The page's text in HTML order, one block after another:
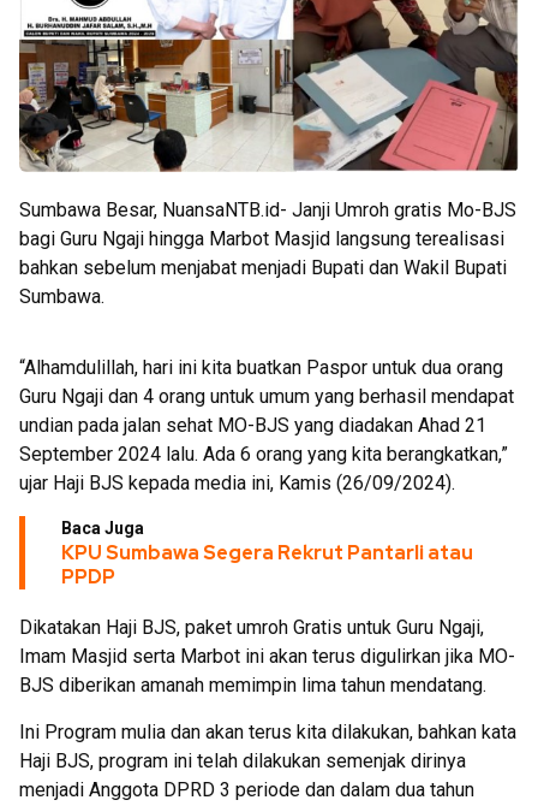
Sumbawa Besar, NuansaNTB.id- Janji Umroh gratis Mo-BJS
bagi Guru Ngaji hingga Marbot Masjid langsung terealisasi
bahkan sebelum menjabat menjadi Bupati dan Wakil Bupati
Sumbawa.
“Alhamdulillah, hari ini kita buatkan Paspor untuk dua orang
Guru Ngaji dan 4 orang untuk umum yang berhasil mendapat
undian pada jalan sehat MO-BJS yang diadakan Ahad 21
September 2024 lalu. Ada 6 orang yang kita berangkatkan,”
ujar Haji BJS kepada media ini, Kamis (26/09/2024).
Baca Juga
KPU Sumbawa Segera Rekrut Pantarli atau
PPDP
Dikatakan Haji BJS, paket umroh Gratis untuk Guru Ngaji,
Imam Masjid serta Marbot ini akan terus digulirkan jika MO-
BJS diberikan amanah memimpin lima tahun mendatang.
Ini Program mulia dan akan terus kita dilakukan, bahkan kata
Haji BJS, program ini telah dilakukan semenjak dirinya
menjadi Anggota DPRD 3 periode dan dalam dua tahun